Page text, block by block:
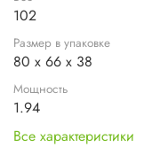
102
Размер в упаковке
80 х 66 х 38
Мощность
1.94
Все характеристики